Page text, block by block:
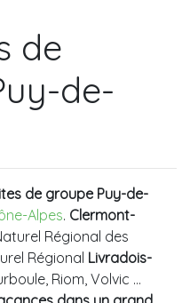
de
de-
de groupe Puy-de-
Alpes. Clermont-
Régional des
Régional Livradois-
Riom, Volvic …